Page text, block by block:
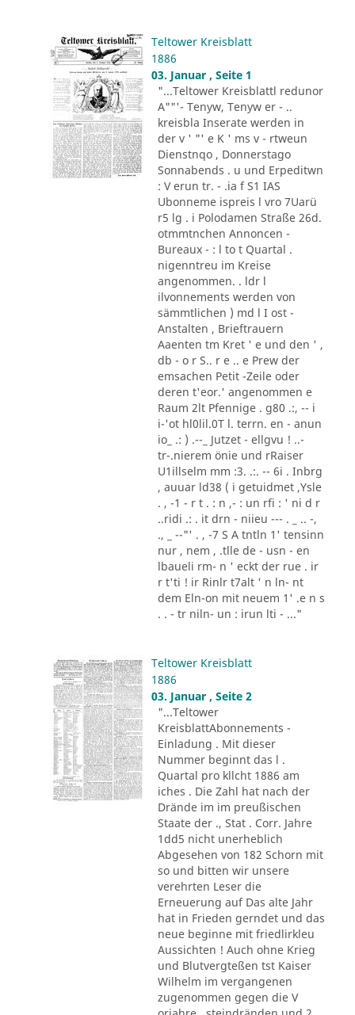
Teltower Kreisblatt
1886
03. Januar , Seite 1
"...Teltower Kreisblattl redunor
A""'- Tenyw, Tenyw er - ..
kreisbla Inserate werden in
der v ' "' e K ' ms v - rtweun
Dienstnqo , Donnerstago
Sonnabends . u und Erpeditwn
: V erun tr. - .ia f S1 IAS
Ubonneme ispreis l vro 7Uarü
r5 lg . i Polodamen Straße 26d.
otmmtnchen Annoncen -
Bureaux - : l to t Quartal .
nigenntreu im Kreise
angenommen. . ldr l
ilvonnements werden von
sämmtlichen ) md l I ost -
Anstalten , Brieftrauern
Aaenten tm Kret ' e und den ' ,
db - o r S.. r e .. e Prew der
emsachen Petit -Zeile oder
deren t'eor.' angenommen e
Raum 2lt Pfennige . g80 .:, -- i
i-'ot hl0lil.0T l. terrn. en - anun
io_ .: ) .--_ Jutzet - ellgvu ! ..-
tr-.nierem önie und rRaiser
U1illselm mm :3. .:. -- 6i . Inbrg
, auuar ld38 ( i getuidmet ,Ysle
. , -1 - r t . : n ,- : un rfi : ' ni d r
..ridi .: . it drn - niieu --- . _ .. -,
., _ --"' . , -7 S A tntln 1' tensinn
nur , nem , .tlle de - usn - en
lbaueli rm- n ' eckt der rue . ir
r t'ti ! ir Rinlr t7alt ' n ln- nt
dem Eln-on mit neuem 1' .e n s
. . - tr niln- un : irun lti - ..."
Teltower Kreisblatt
1886
03. Januar , Seite 2
"...Teltower
KreisblattAbonnements -
Einladung . Mit dieser
Nummer beginnt das l .
Quartal pro kllcht 1886 am
iches . Die Zahl hat nach der
Drände im im preußischen
Staate der ., Stat . Corr. Jahre
1dd5 nicht unerheblich
Abgesehen von 182 Schorn mit
so und bitten wir unsere
verehrten Leser die
Erneuerung auf Das alte Jahr
hat in Frieden gerndet und das
neue beginne mit friedlirkleu
Aussichten ! Auch ohne Krieg
und Blutvergteßen tst Kaiser
Wilhelm im vergangenen
zugenommen gegen die V